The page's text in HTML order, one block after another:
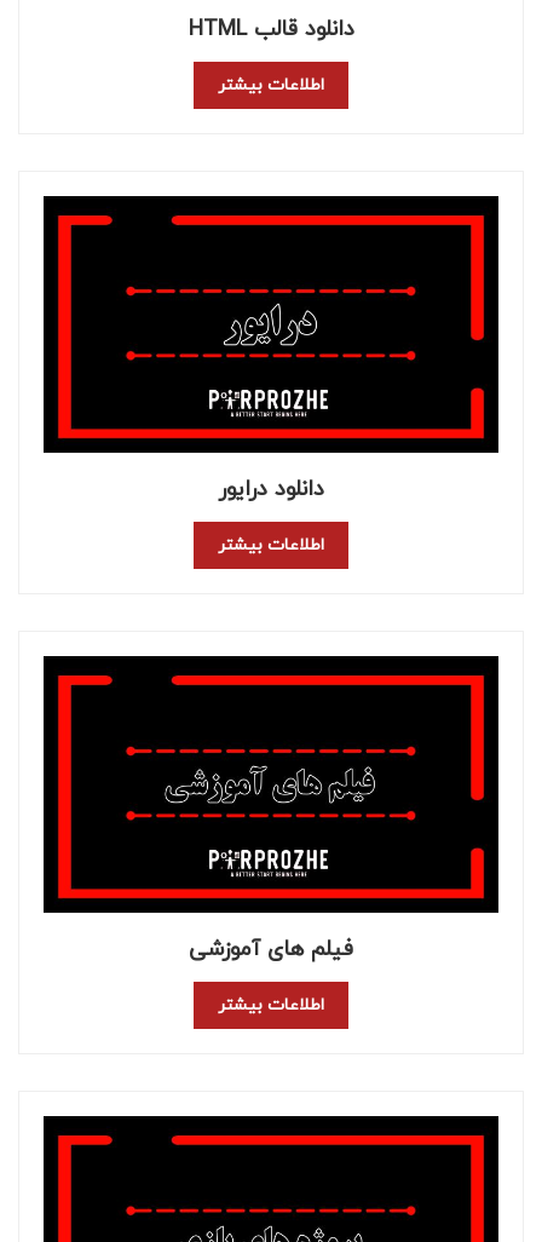
دانلود قالب HTML
اطلاعات بیشتر
دانلود درایور
اطلاعات بیشتر
فیلم های آموزشی
اطلاعات بیشتر